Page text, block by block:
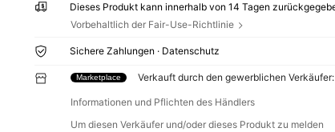
Dieses Produkt kann innerhalb von 14 Tagen
Vorbehaltlich der Fair-Use-Richtlinie
Sichere Zahlungen · Datenschutz
Marketplace Verkauft durch den gewerblichen
Informationen und Pflichten des Händlers
Um diesen Verkäufer und/oder dieses Produkt zu melden